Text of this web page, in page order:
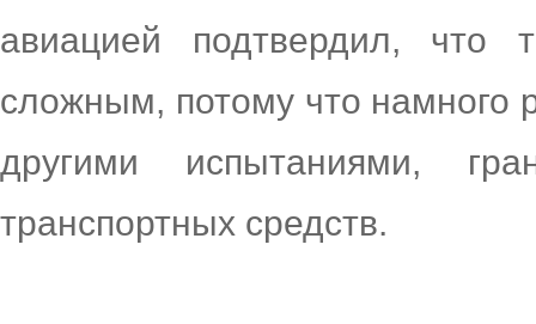
авиацией подтвердил, что
сложным, потому что намного
другими испытаниями,
транспортных средств.